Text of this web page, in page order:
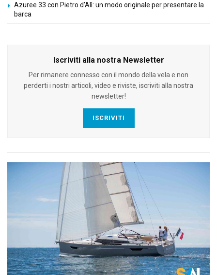
Azuree 33 con Pietro d’Alì: un modo originale per presentare la
barca
Iscriviti alla nostra Newsletter
Per rimanere connesso con il mondo della vela e non
perderti i nostri articoli, video e riviste, iscriviti alla nostra
newsletter!
ISCRIVITI